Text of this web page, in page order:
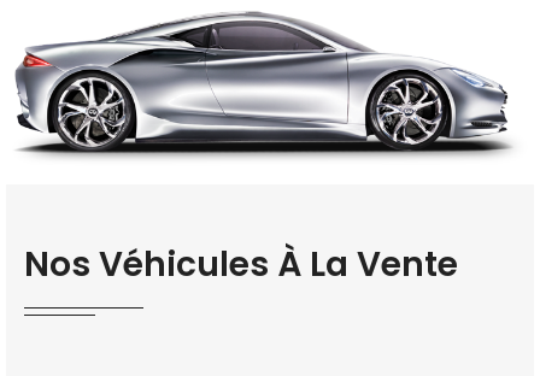
Nos Véhicules À La Vente